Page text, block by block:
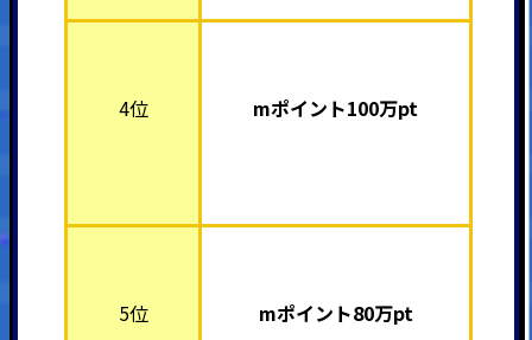
4位 mポイント100万pt
5位 mポイント80万pt